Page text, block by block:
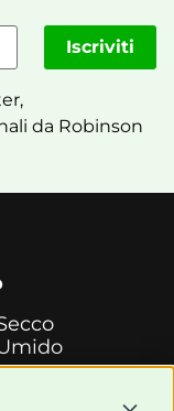
da Robinson
Iscriviti
e